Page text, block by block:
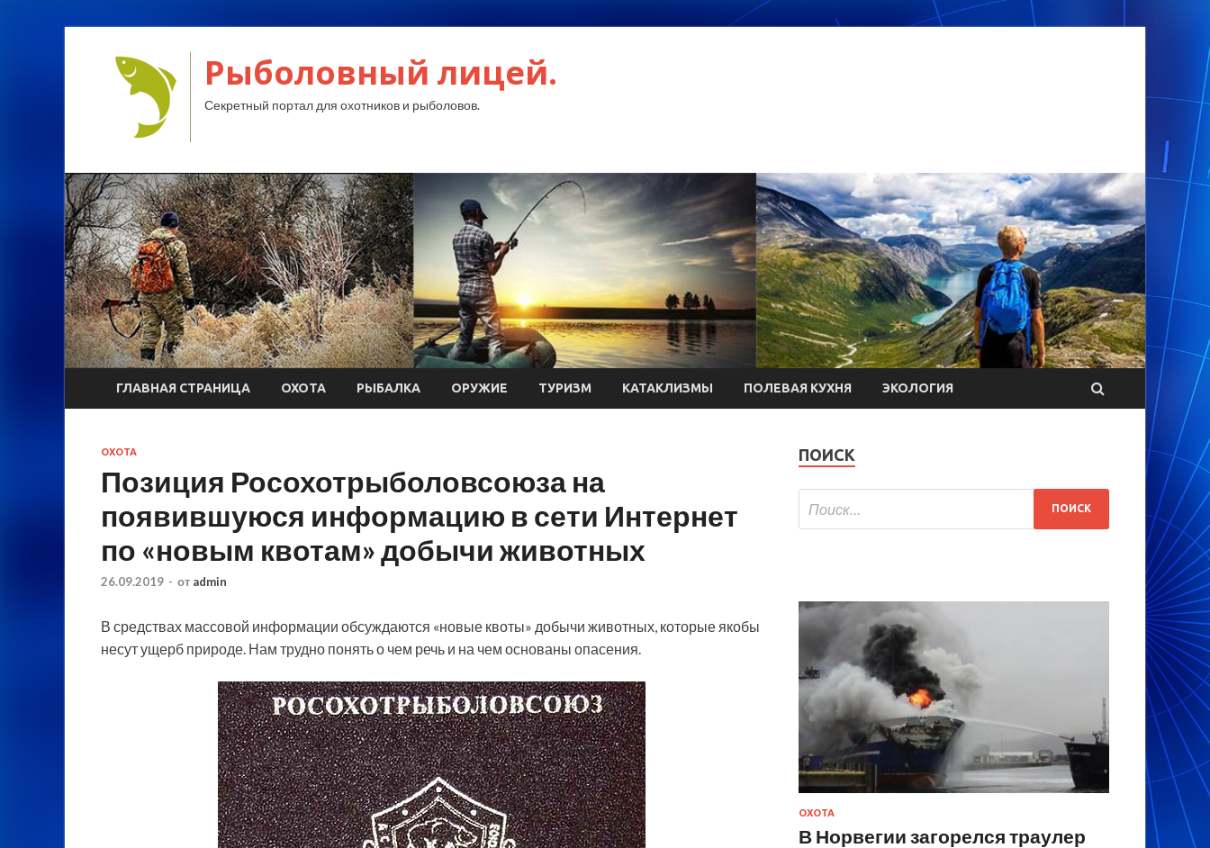
Рыболовный лицей.
Секретный портал для охотников и рыболовов.
ГЛАВНАЯ СТРАНИЦА ОХОТА РЫБАЛКА ОРУЖИЕ ТУРИЗМ КАТАКЛИЗМЫ ПОЛЕВАЯ КУХНЯ ЭКОЛОГИЯ
ОХОТА
Позиция Росохотрыболовсоюза на
появившуюся информацию в сети Интернет
по «новым квотам» добычи животных
26.09.2019 - от admin
В средствах массовой информации обсуждаются «новые квоты» добычи животных, которые якобы
несут ущерб природе. Нам трудно понять о чем речь и на чем основаны опасения.
ПОИСК
ОХОТА
В Норвегии загорелся траулер